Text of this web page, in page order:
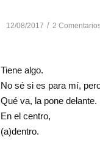
12/08/2017 / 2
Tiene algo.
No sé si es para mí,
Qué va, la pone delante.
En el centro,
(a)dentro.